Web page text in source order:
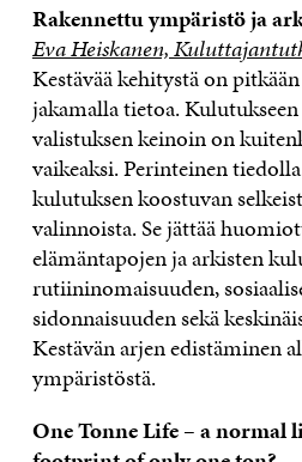
Rakennettu ympäristö ja
Eva Heiskanen,
Kestävää kehitystä on
jakamalla tietoa.
valistuksen keinoin on
vaikeaksi. Perinteinen
kulutuksen koostuvan
valinnoista. Se jättää
elämäntapojen ja arkisten
rutiininomaisuuden,
sidonnaisuuden sekä
Kestävän arjen edistäminen
ympäristöstä.
One Tonne Life – a normal